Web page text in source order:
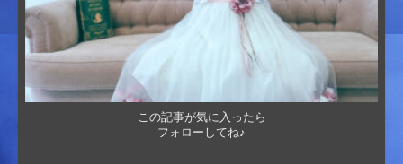
この記事が気に入ったら
フォローしてね♪